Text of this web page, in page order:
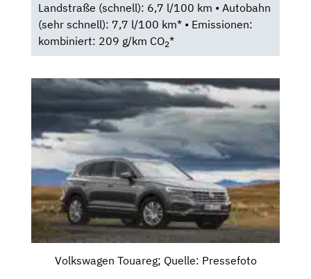
Landstraße (schnell): 6,7 l/100 km • Autobahn
(sehr schnell): 7,7 l/100 km* • Emissionen:
kombiniert: 209 g/km CO2*
Volkswagen Touareg; Quelle: Pressefoto